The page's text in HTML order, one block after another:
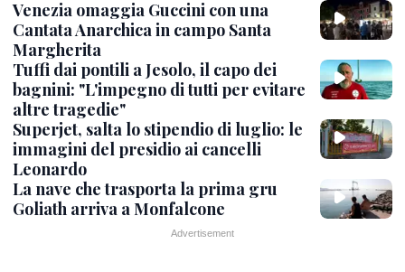
Venezia omaggia Guccini con una
Cantata Anarchica in campo Santa
Margherita
Tuffi dai pontili a Jesolo, il capo dei
bagnini: "L'impegno di tutti per evitare
altre tragedie"
Superjet, salta lo stipendio di luglio: le
immagini del presidio ai cancelli
Leonardo
La nave che trasporta la prima gru
Goliath arriva a Monfalcone